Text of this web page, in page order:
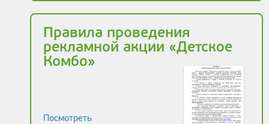
Правила проведения
рекламной акции «Детское
Комбо»
Посмотреть